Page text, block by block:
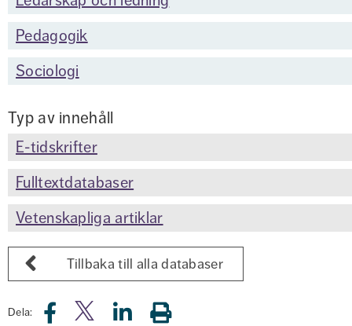
Pedagogik
Sociologi
Typ av innehåll
E-tidskrifter
Fulltextdatabaser
Vetenskapliga artiklar
Tillbaka till alla databaser
Dela: